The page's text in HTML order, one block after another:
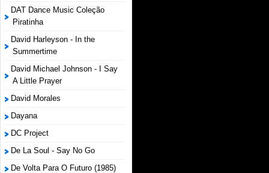
DAT Dance Music Coleção
Piratinha
David Harleyson - In the
Summertime
David Michael Johnson - I Say
A Little Prayer
David Morales
Dayana
DC Project
De La Soul - Say No Go
De Volta Para O Futuro (1985)